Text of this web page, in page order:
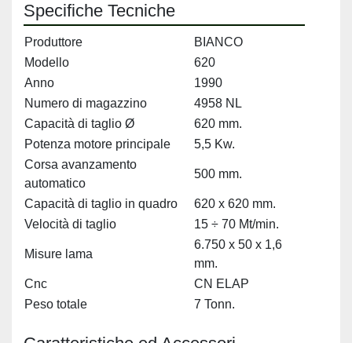
Specifiche Tecniche
Produttore
BIANCO
Modello
620
Anno
1990
Numero di magazzino
4958 NL
Capacità di taglio Ø
620 mm.
Potenza motore principale
5,5 Kw.
Corsa avanzamento
automatico
500 mm.
Capacità di taglio in quadro
620 x 620 mm.
Velocità di taglio
15 ÷ 70 Mt/min.
Misure lama
6.750 x 50 x 1,6
mm.
Cnc
CN ELAP
Peso totale
7 Tonn.